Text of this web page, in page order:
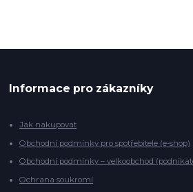
Informace pro zákazníky
Jak nakupovat
Obchodní podmínky pro spotřebitele (e-shop)
Obchodní podmínky – velkoobchod
Ochrana soukromí